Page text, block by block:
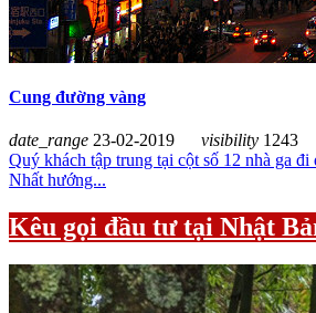
Cung đường vàng
date_range 23-02-2019 visibility 1243
Quý khách tập trung tại cột số 12 nhà ga đi
Nhất hướng...
Kêu gọi đầu tư tại Nhật